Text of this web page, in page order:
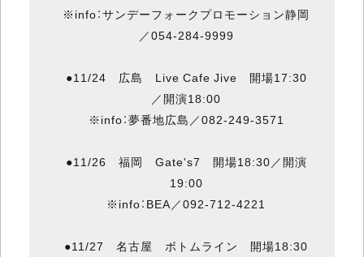
※info：サンデーフォークプロモーション静岡
／054-284-9999
●11/24 広島 Live Cafe Jive 開場17:30
／開演18:00
※info：夢番地広島／082-249-3571
●11/26 福岡 Gate's7 開場18:30／開演
19:00
※info：BEA／092-712-4221
●11/27 名古屋 ボトムライン 開場18:30